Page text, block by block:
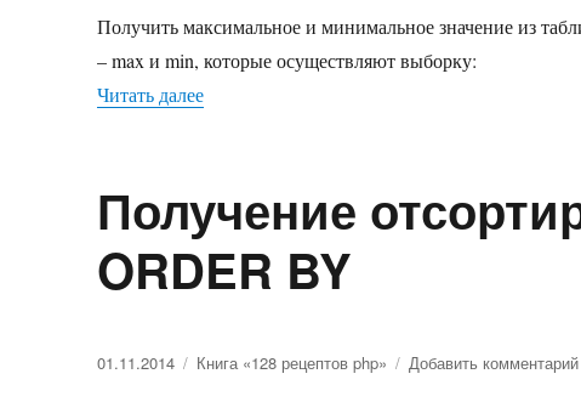
Получить максимальное и минимальное значение из
– max и min, которые осуществляют выборку:
Читать далее
Получение
ORDER BY
Опубликовано
01.11.2014 Рубрики
Книга «128 рецептов php» Добавить комментарий